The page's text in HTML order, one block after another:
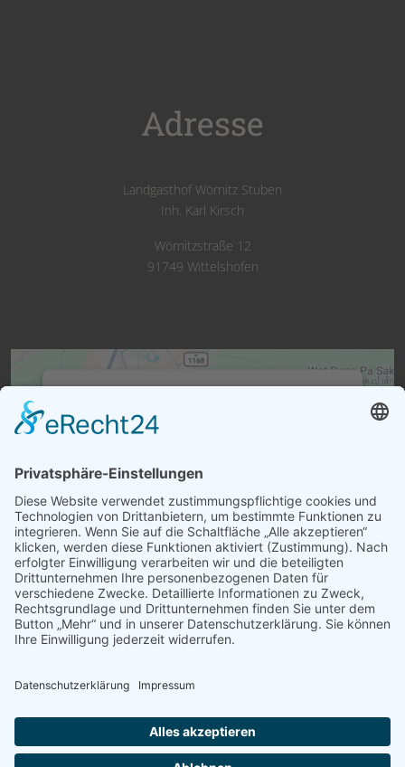
Adresse
Landgasthof Wörnitz Stuben
Inh. Karl Kirsch
Wörnitzstraße 12
91749 Wittelshofen
um den Google Maps-Service zu
Wir verwenden einen Service eines
Drittanbieters, um Karteninhalte einzubetten.
Dieser Service kann Daten zu Ihren Aktivitäten
sammeln. Bitte lesen Sie die Details durch und
stimmen Sie der Nutzung des Service zu, um
diese Karte anzuzeigen.
Mehr Informationen
powered by
Management Platform&eRecht24